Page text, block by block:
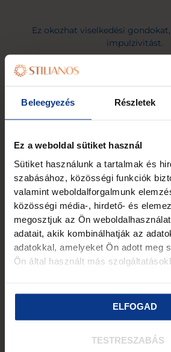
Beleegyezés Részletek
Ez a weboldal sütiket használ
Sütiket használunk a tartalmak és
szabásához, közösségi funkciók
valamint weboldalforgalmunk
közösségi média-, hirdető- és
megosztjuk az Ön
adatait, akik kombinálhatják az
adatokkal, amelyeket Ön adott meg
Ön által használt más
ELFOGAD
TESTRESZABÁS
Ez okozhat viselkedési
impulzivitást.
Ha nem rajzol szabadon, nem
Korlátozottan fejlődik a
gondolkodása.
Nehezebben fog új ötletekkel
hibázni.